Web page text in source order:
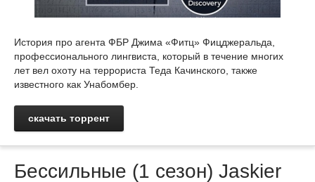
История про агента ФБР Джима «Фитц» Фицджеральда,
профессионального лингвиста, который в течение многих
лет вел охоту на террориста Теда Качинского, также
известного как Унабомбер.
скачать торрент
Бессильные (1 сезон) Jaskier